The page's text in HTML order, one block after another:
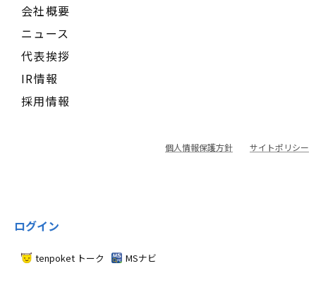
会社概要
ニュース
代表挨拶
IR情報
採用情報
個人情報保護方針 サイトポリシー
ログイン
tenpoket トーク MSナビ